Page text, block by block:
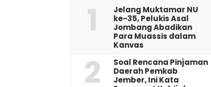
1
Jelang Muktamar NU
ke-35, Pelukis Asal
Jombang Abadikan
Para Muassis dalam
Kanvas
2
‎Soal Rencana Pinjaman
Daerah Pemkab
Jember, Ini Kata